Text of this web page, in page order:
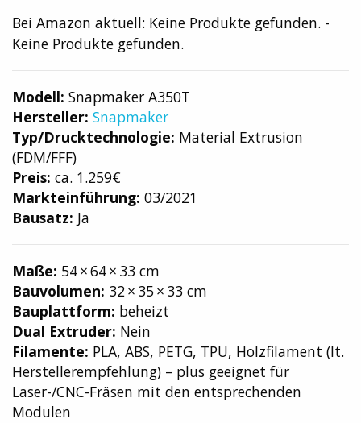
Bei Amazon aktuell: Keine Produkte gefunden. -
Keine Produkte gefunden.
Modell: Snapmaker A350T
Hersteller: Snapmaker
Typ/Drucktechnologie: Material Extrusion
(FDM/FFF)
Preis: ca. 1.259€
Markteinführung: 03/2021
Bausatz: Ja
Maße: 54 × 64 × 33 cm
Bauvolumen: 32 × 35 × 33 cm
Bauplattform: beheizt
Dual Extruder: Nein
Filamente: PLA, ABS, PETG, TPU, Holzfilament (lt.
Herstellerempfehlung) – plus geeignet für
Laser-/CNC-Fräsen mit den entsprechenden
Modulen